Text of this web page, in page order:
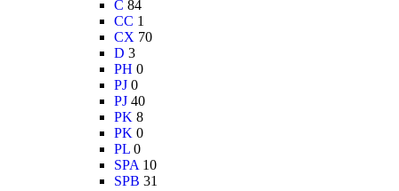
C 84
CC 1
CX 70
D 3
PH 0
PJ 0
PJ 40
PK 8
PK 0
PL 0
SPA 10
SPB 31